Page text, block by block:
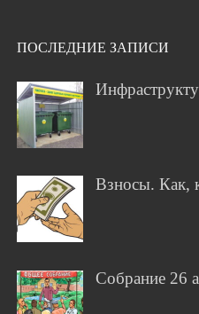
ПОСЛЕДНИЕ ЗАПИСИ
Взносы. Как,
Собрание 26